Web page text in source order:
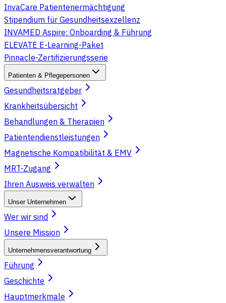
InvaCare Patientenermächtigung
Stipendium für Gesundheitsexzellenz
INVAMED Aspire: Onboarding & Führung
ELEVATE E-Learning-Paket
Pinnacle-Zertifizierungsserie
Patienten & Pflegepersonen
Gesundheitsratgeber
Krankheitsübersicht
Behandlungen & Therapien
Patientendienstleistungen
Magnetische Kompatibilität & EMV
MRT-Zugang
Ihren Ausweis verwalten
Unser Unternehmen
Wer wir sind
Unsere Mission
Unternehmensverantwortung
Führung
Geschichte
Hauptmerkmale